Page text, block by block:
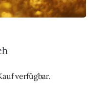
verfügbar.